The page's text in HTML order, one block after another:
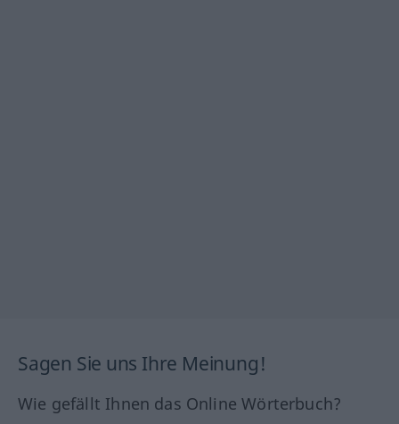
Sagen Sie uns Ihre Meinung!
Wie gefällt Ihnen das Online Wörterbuch?